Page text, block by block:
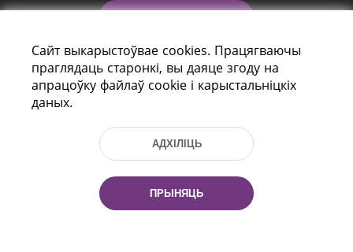
г. Мiнск, Рэспубліка Беларусь, 220114
Тэл.: (+375 17) 368 37 37, Факс: (+375 17)
Сайт выкарыстоўвае cookies. Працягваючы
праглядаць старонкі, вы даяце згоду на
апрацоўку файлаў cookie і карыстальніцкіх
даных.
АДХІЛІЦЬ
ПРЫНЯЦЬ